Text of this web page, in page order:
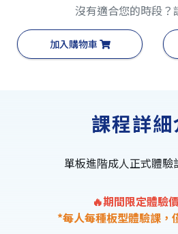
沒有適合您的時段？
加入購物車
課程詳細
單板進階成人正式體
🔥期間限定體驗
*每人每種板型體驗課，